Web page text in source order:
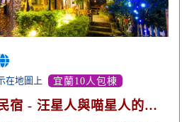
在地圖上 宜蘭10人包棟
宿 - 汪星人與喵星人的